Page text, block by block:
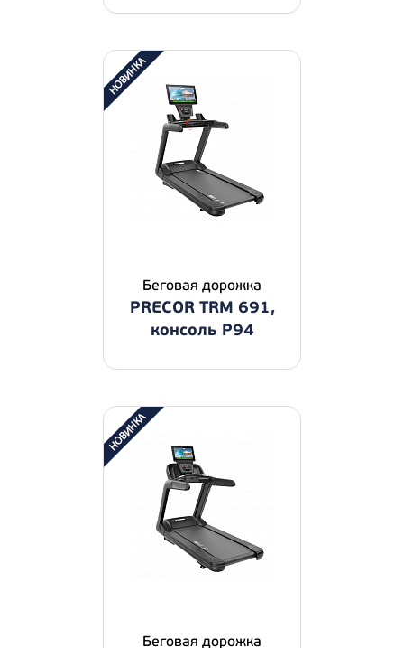
Беговая дорожка
PRECOR TRM 691,
консоль P94
Беговая дорожка